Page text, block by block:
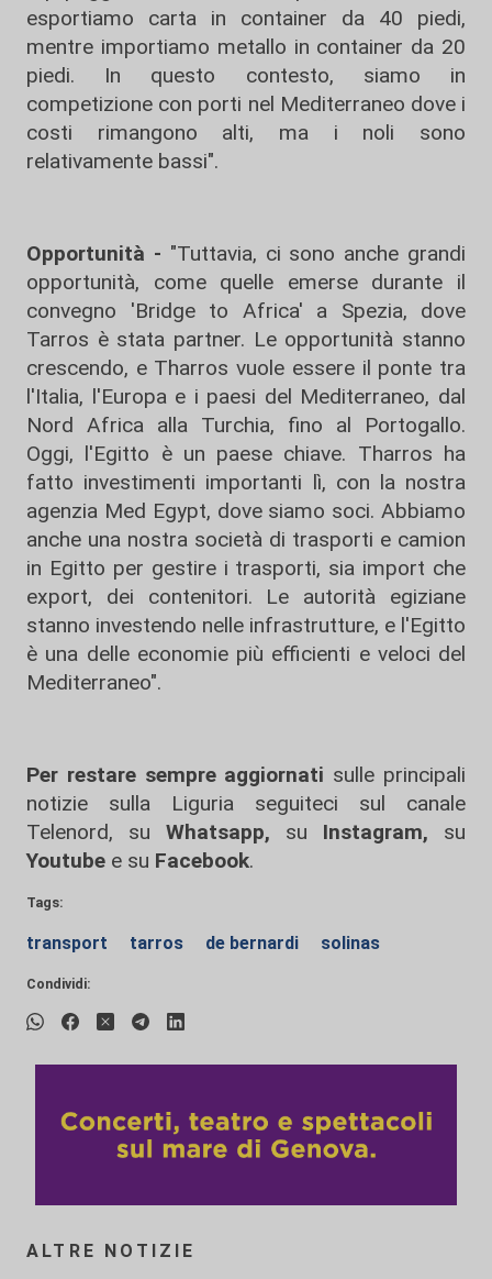
esportiamo carta in container da 40 piedi,
mentre importiamo metallo in container da 20
piedi. In questo contesto, siamo in
competizione con porti nel Mediterraneo dove i
costi rimangono alti, ma i noli sono
relativamente bassi".
Opportunità - "Tuttavia, ci sono anche grandi
opportunità, come quelle emerse durante il
convegno 'Bridge to Africa' a Spezia, dove
Tarros è stata partner. Le opportunità stanno
crescendo, e Tharros vuole essere il ponte tra
l'Italia, l'Europa e i paesi del Mediterraneo, dal
Nord Africa alla Turchia, fino al Portogallo.
Oggi, l'Egitto è un paese chiave. Tharros ha
fatto investimenti importanti lì, con la nostra
agenzia Med Egypt, dove siamo soci. Abbiamo
anche una nostra società di trasporti e camion
in Egitto per gestire i trasporti, sia import che
export, dei contenitori. Le autorità egiziane
stanno investendo nelle infrastrutture, e l'Egitto
è una delle economie più efficienti e veloci del
Mediterraneo".
Per restare sempre aggiornati sulle principali
notizie sulla Liguria seguiteci sul canale
Telenord, su
Whatsapp, su Instagram, su
Youtube e su Facebook.
Tags:
transport tarros de bernardi solinas
Condividi:
ALTRE NOTIZIE